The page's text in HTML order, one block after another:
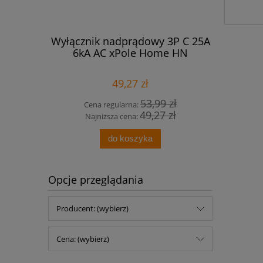
Wyłącznik nadprądowy 3P C 25A
6kA AC xPole Home HN
49,27 zł
Cena regularna:53,99 zł
Najniższa cena:49,27 zł
do koszyka
Opcje przeglądania
Producent: (wybierz)
Cena: (wybierz)